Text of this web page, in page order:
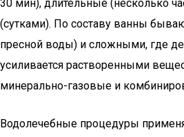
30 мин), длительные (несколько
(сутками). По составу ванны
пресной воды) и сложными, где
усиливается растворенными
минерально-газовые и
Водолечебные процедуры